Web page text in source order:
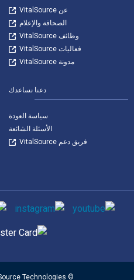
عن VitalSource
الصحافة والإعلام
وظائف VitalSource
فعاليات VitalSource
مدونة VitalSource
دعنا نساعدك
سياسة العودة
الأسئلة الشائعة
فريق دعم VitalSource
وسائل التواصل الاجتماعي
Technologies